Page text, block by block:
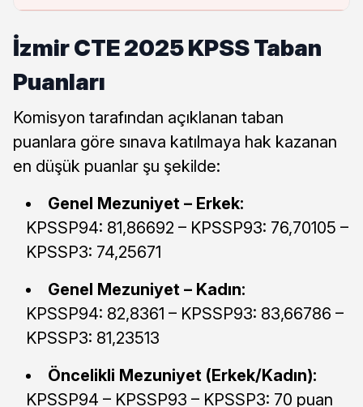
İzmir CTE 2025 KPSS Taban
Puanları
Komisyon tarafından açıklanan taban
puanlara göre sınava katılmaya hak kazanan
en düşük puanlar şu şekilde:
Genel Mezuniyet – Erkek:
KPSSP94: 81,86692 – KPSSP93: 76,70105 –
KPSSP3: 74,25671
Genel Mezuniyet – Kadın:
KPSSP94: 82,8361 – KPSSP93: 83,66786 –
KPSSP3: 81,23513
Öncelikli Mezuniyet (Erkek/Kadın):
KPSSP94 – KPSSP93 – KPSSP3: 70 puan